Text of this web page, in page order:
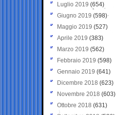
Luglio 2019 (654)
Giugno 2019 (598)
Maggio 2019 (527)
Aprile 2019 (383)
Marzo 2019 (562)
Febbraio 2019 (598)
Gennaio 2019 (641)
Dicembre 2018 (623)
Novembre 2018 (603)
Ottobre 2018 (631)